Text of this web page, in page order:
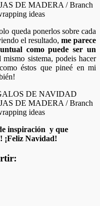
queda ponerlos sobre cada
el resultado, me parece
como puede ser un
sistema, podeis hacer
éstos que pineé en mi
inspiración y que
¡Feliz Navidad!